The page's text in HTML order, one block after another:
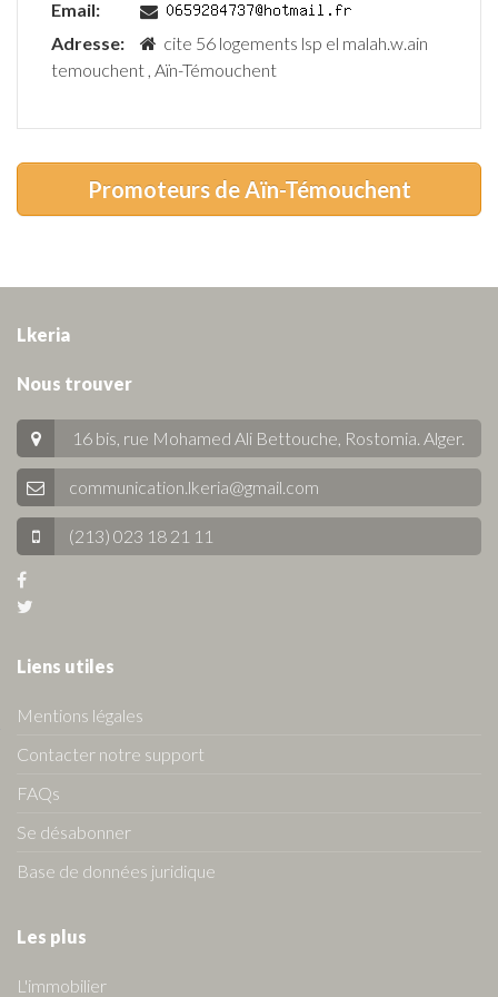
Email:
Adresse:
cite 56 logements lsp el malah.w.ain
temouchent , Aïn-Témouchent
Promoteurs de Aïn-Témouchent
Lkeria
Nous trouver
16 bis, rue Mohamed Ali Bettouche, Rostomia. Alger.
communication.lkeria@gmail.com
(213) 023 18 21 11
Liens utiles
Mentions légales
Contacter notre support
FAQs
Se désabonner
Base de données juridique
Les plus
L'immobilier